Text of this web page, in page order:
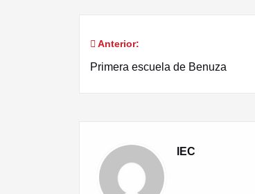
Navegación
Anterior:
Primera escuela de Benuza
IEC